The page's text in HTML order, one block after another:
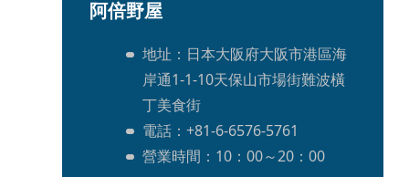
阿倍野屋
地址：日本大阪府大阪市港區海
岸通1-1-10天保山市場街難波橫
丁美食街
電話：+81-6-6576-5761
營業時間：10：00～20：00